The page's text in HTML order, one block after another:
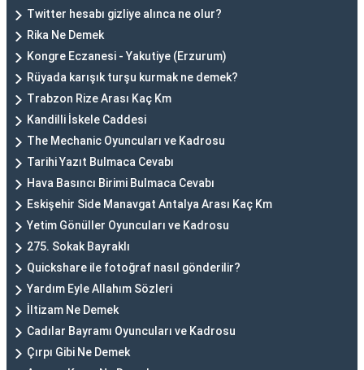
Twitter hesabı gizliye alınca ne olur?
Rika Ne Demek
Kongre Eczanesi - Yakutiye (Erzurum)
Rüyada karışık turşu kurmak ne demek?
Trabzon Rize Arası Kaç Km
Kandilli İskele Caddesi
The Mechanic Oyuncuları ve Kadrosu
Tarihi Yazıt Bulmaca Cevabı
Hava Basıncı Birimi Bulmaca Cevabı
Eskişehir Side Manavgat Antalya Arası Kaç Km
Yetim Gönüller Oyuncuları ve Kadrosu
275. Sokak Bayraklı
Quickshare ile fotoğraf nasıl gönderilir?
Yardım Eyle Allahım Sözleri
İltizam Ne Demek
Cadılar Bayramı Oyuncuları ve Kadrosu
Çırpı Gibi Ne Demek